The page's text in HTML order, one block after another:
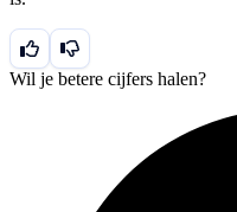
Wil je betere cijfers halen?